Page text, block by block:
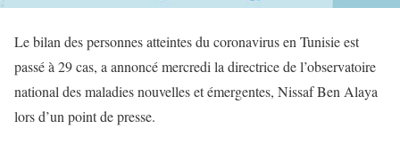
Le bilan des personnes atteintes du coronavirus en Tunisie est
passé à 29 cas, a annoncé mercredi la directrice de l’observatoire
national des maladies nouvelles et émergentes, Nissaf Ben Alaya
lors d’un point de presse.